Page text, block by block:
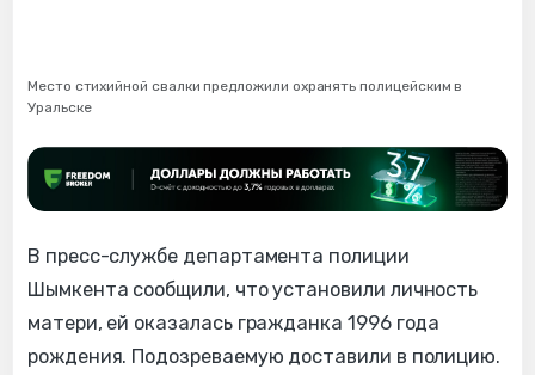
Место стихийной свалки предложили охранять полицейским в
Уральске
В пресс-службе департамента полиции
Шымкента сообщили, что установили личность
матери, ей оказалась гражданка 1996 года
рождения. Подозреваемую доставили в полицию.